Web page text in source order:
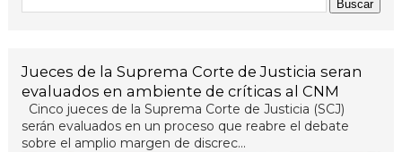
Jueces de la Suprema Corte de Justicia seran
evaluados en ambiente de críticas al CNM
Cinco jueces de la Suprema Corte de Justicia (SCJ)
serán evaluados en un proceso que reabre el debate
sobre el amplio margen de discrec...